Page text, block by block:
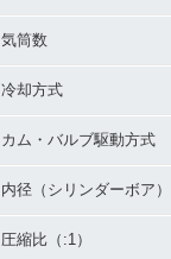
2005年 W650 ローハン
ドル仕様
気筒数
冷却方式
カム・バルブ駆動方式
内径（シリンダーボア
圧縮比（:1）